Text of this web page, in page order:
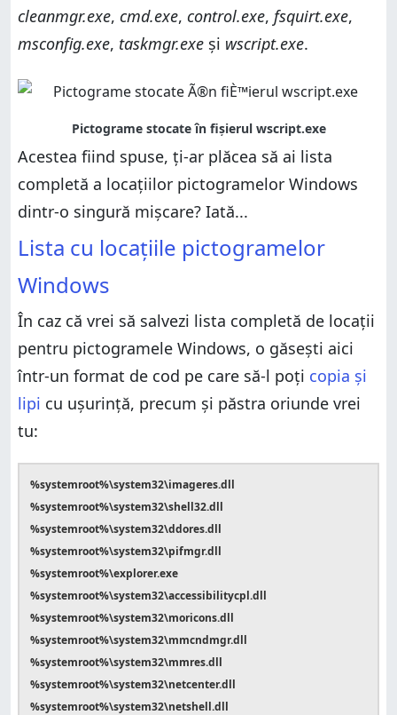
cleanmgr.exe, cmd.exe, control.exe, fsquirt.exe,
msconfig.exe, taskmgr.exe și wscript.exe.
Acestea fiind spuse, ți-ar plăcea să ai lista
completă a locațiilor pictogramelor Windows
dintr-o singură mișcare? Iată...
Lista cu locațiile pictogramelor
Windows
În caz că vrei să salvezi lista completă de locații
pentru pictogramele Windows, o găsești aici
într-un format de cod pe care să-l poți copia și
lipi cu ușurință, precum și păstra oriunde vrei
tu:
%systemroot%\system32\imageres.dll
%systemroot%\system32\shell32.dll
%systemroot%\system32\ddores.dll
%systemroot%\system32\pifmgr.dll
%systemroot%\explorer.exe
%systemroot%\system32\accessibilitycpl.dll
%systemroot%\system32\moricons.dll
%systemroot%\system32\mmcndmgr.dll
%systemroot%\system32\mmres.dll
%systemroot%\system32\netcenter.dll
%systemroot%\system32\netshell.dll